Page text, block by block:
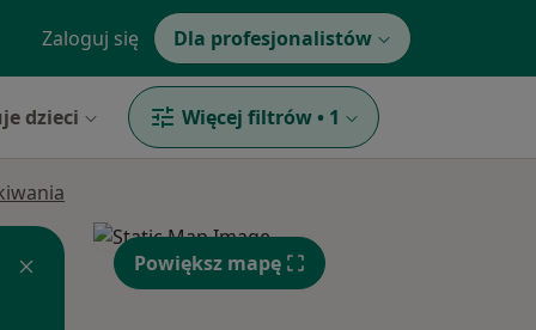
Zaloguj się Dla profesjonalistów
dzieci Więcej filtrów • 1
Powiększ mapę